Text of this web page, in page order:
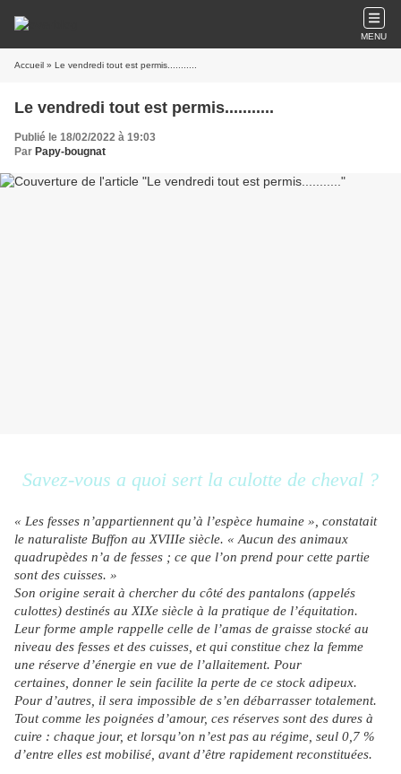
MENU
Accueil » Le vendredi tout est permis...........
Le vendredi tout est permis...........
Publié le 18/02/2022 à 19:03
Par Papy-bougnat
Savez-vous a quoi sert la culotte de cheval ?
« Les fesses n’appartiennent qu’à l’espèce humaine », constatait
le naturaliste Buffon au XVIIIe siècle. « Aucun des animaux
quadrupèdes n’a de fesses ; ce que l’on prend pour cette partie
sont des cuisses. »
Son origine serait à chercher du côté des pantalons (appelés
culottes) destinés au XIXe siècle à la pratique de l’équitation.
Leur forme ample rappelle celle de l’amas de graisse stocké au
niveau des fesses et des cuisses, et qui constitue chez la femme
une réserve d’énergie en vue de l’allaitement. Pour
certaines, donner le sein facilite la perte de ce stock adipeux.
Pour d’autres, il sera impossible de s’en débarrasser totalement.
Tout comme les poignées d’amour, ces réserves sont des dures à
cuire : chaque jour, et lorsqu’on n’est pas au régime, seul 0,7 %
d’entre elles est mobilisé, avant d’être rapidement reconstituées.